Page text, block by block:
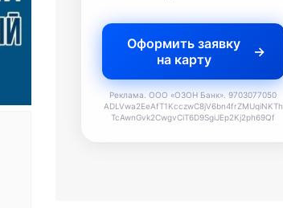
Оформить заявку
на карту
Реклама. ООО «ОЗОН Банк». 9703077050
ADLVwa2EeAfT1KcczwC8jV6bn4frZMUqiNKTh
TcAwnGvk2CwgvCiT6D9SgiJEp2Kj2ph69Qf